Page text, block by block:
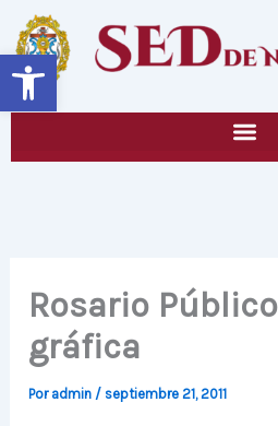
Abrir barra de herramientas
contenido
Rosario
gráfica
Por admin / septiembre 21, 2011